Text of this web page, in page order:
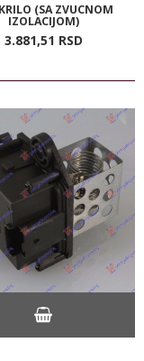
(SA ZVUCNOM
IZOLACIJOM)
3.881,51 RSD